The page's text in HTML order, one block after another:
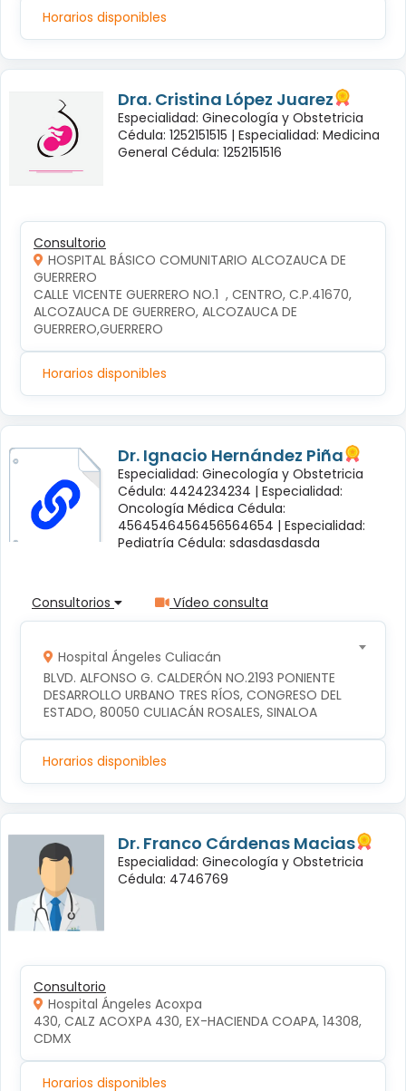
Horarios disponibles
Dra. Cristina López Juarez
Especialidad: Ginecología y Obstetricia
Cédula: 1252151515 | Especialidad: Medicina
General Cédula: 1252151516
Consultorio
HOSPITAL BÁSICO COMUNITARIO ALCOZAUCA DE
GUERRERO
CALLE VICENTE GUERRERO NO.1  , CENTRO, C.P.41670,
ALCOZAUCA DE GUERRERO, ALCOZAUCA DE
GUERRERO,GUERRERO
Horarios disponibles
Dr. Ignacio Hernández Piña
Especialidad: Ginecología y Obstetricia
Cédula: 4424234234 | Especialidad:
Oncología Médica Cédula:
4564546456456564654 | Especialidad:
Pediatría Cédula: sdasdasdasda
Consultorios Vídeo consulta
Hospital Ángeles Culiacán
BLVD. ALFONSO G. CALDERÓN NO.2193 PONIENTE
DESARROLLO URBANO TRES RÍOS, CONGRESO DEL
ESTADO, 80050 CULIACÁN ROSALES, SINALOA
Horarios disponibles
Dr. Franco Cárdenas Macias
Especialidad: Ginecología y Obstetricia
Cédula: 4746769
Consultorio
Hospital Ángeles Acoxpa
430, CALZ ACOXPA 430, EX-HACIENDA COAPA, 14308,
CDMX
Horarios disponibles